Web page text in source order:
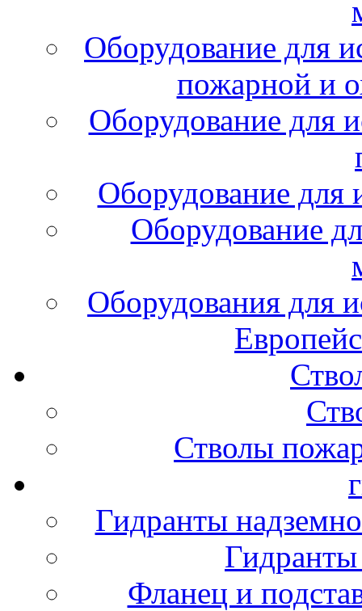
Оборудование для
пожарной и
Оборудование для
Оборудование для
Оборудование
Оборудования для
Стволы
Гидранты
Фланец и